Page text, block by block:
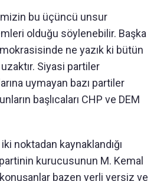
bu üçüncü unsur
olduğu söylenebilir. Başka
ne yazık ki bütün
Siyasi partiler
uymayan bazı partiler
başlıcaları CHP ve DEM
noktadan kaynaklandığı
kurucusunun M. Kemal
konuşanlar bazen yerli yersiz ve